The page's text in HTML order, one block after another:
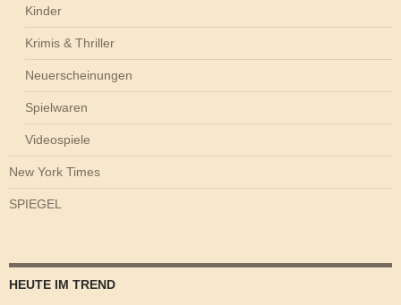
Kinder
Krimis & Thriller
Neuerscheinungen
Spielwaren
Videospiele
New York Times
SPIEGEL
HEUTE IM TREND